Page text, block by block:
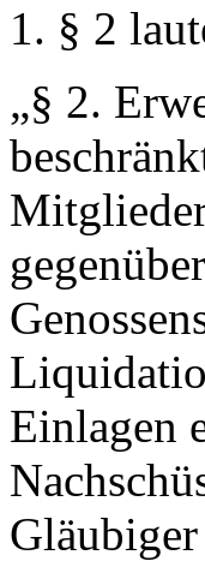
1. § 2
„§ 2.
Einlagen